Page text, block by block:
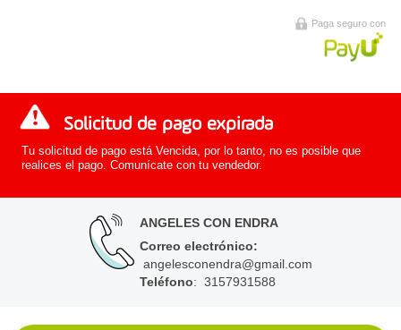
Paga seguro con
Solicitud de pago expirada
Tu solicitud de pago está Vencida, por lo tanto, no es posible que
realices el pago. Comunícate con tu vendedor.
ANGELES CON ENDRA
Correo electrónico:
angelesconendra@gmail.com
Teléfono: 3157931588